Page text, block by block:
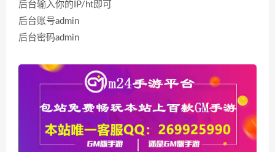
后台输入你的IP/ht即可
后台账号admin
后台密码admin